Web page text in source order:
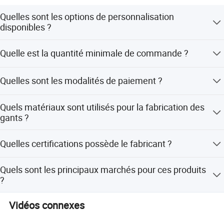
Quelles sont les options de personnalisation
disponibles ?
logo, le design, la couleur, la livraison et la taille.
Quelle est la quantité minimale de commande ?
Quelles sont les modalités de paiement ?
virement bancaire (T/T), documents contre paiement
(D/P), PayPal et Western Union.
Quels matériaux sont utilisés pour la fabrication des
gants ?
d'un tissu extensible et respirant.
Quelles certifications possède le fabricant ?
Quels sont les principaux marchés pour ces produits
?
l'Amérique du Sud et l'Europe.
Vidéos connexes